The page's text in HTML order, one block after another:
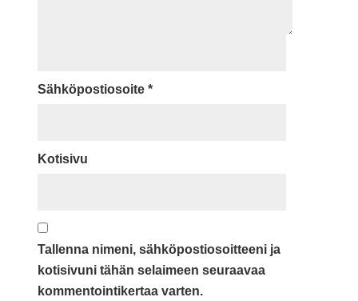
Sähköpostiosoite *
Kotisivu
Tallenna nimeni, sähköpostiosoitteeni ja
kotisivuni tähän selaimeen seuraavaa
kommentointikertaa varten.